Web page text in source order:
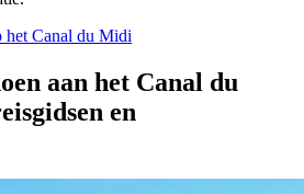
het Canal du Midi
aan het Canal du
en